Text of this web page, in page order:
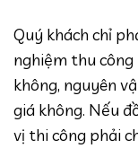
Quý khách chỉ
nghiệm thu
không, nguyên
giá không. Nếu
vị thi công phải